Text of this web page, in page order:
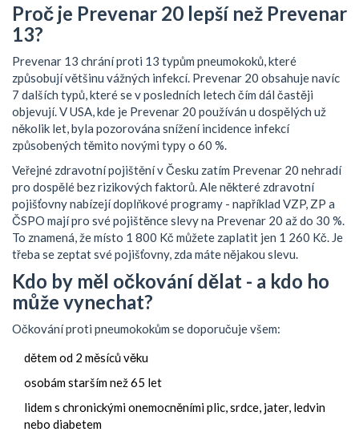
Proč je Prevenar 20 lepší než Prevenar
13?
Prevenar 13 chrání proti 13 typům pneumokoků, které
způsobují většinu vážných infekcí. Prevenar 20 obsahuje navíc
7 dalších typů, které se v posledních letech čím dál častěji
objevují. V USA, kde je Prevenar 20 používán u dospělých už
několik let, byla pozorována snížení incidence infekcí
způsobených těmito novými typy o 60 %.
Veřejné zdravotní pojištění v Česku zatím Prevenar 20 nehradí
pro dospělé bez rizikových faktorů. Ale některé zdravotní
pojišťovny nabízejí doplňkové programy - například VZP, ZP a
ČSPO mají pro své pojištěnce slevy na Prevenar 20 až do 30 %.
To znamená, že místo 1 800 Kč můžete zaplatit jen 1 260 Kč. Je
třeba se zeptat své pojišťovny, zda máte nějakou slevu.
Kdo by měl očkování dělat - a kdo ho
může vynechat?
Očkování proti pneumokokům se doporučuje všem:
dětem od 2 měsíců věku
osobám starším než 65 let
lidem s chronickými onemocněními plic, srdce, jater, ledvin
nebo diabetem